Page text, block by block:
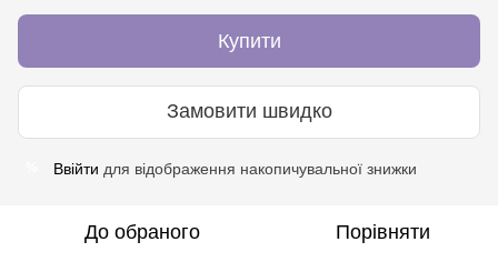
Купити
Замовити швидко
Ввійти для відображення накопичувальної знижки
До обраного Порівняти